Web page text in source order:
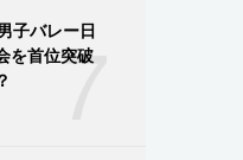
7
子バレー日
を首位突破